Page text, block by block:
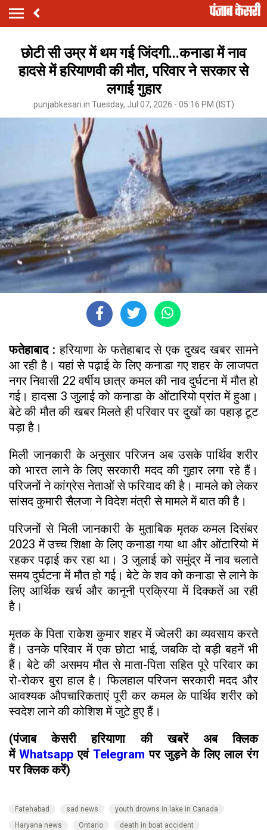
छोटी सी उम्र में थम गई जिंदगी...कनाडा में नाव
हादसे में हरियाणवी की मौत, परिवार ने सरकार से
लगाई गुहार
punjabkesari.in Tuesday, Jul 07, 2026 - 05:16 PM (IST)
फतेहाबाद :हरियाणा के फतेहाबाद से एक दुखद खबर सामने
आ रही है। यहां से पढ़ाई के लिए कनाडा गए शहर के लाजपत
नगर निवासी 22 वर्षीय छात्र कमल की नाव दुर्घटना में मौत हो
गई। हादसा 3 जुलाई को कनाडा के ओंटारियो प्रांत में हुआ।
बेटे की मौत की खबर मिलते ही परिवार पर दुखों का पहाड़ टूट
पड़ा है।
मिली जानकारी के अनुसार परिजन अब उसके पार्थिव शरीर
को भारत लाने के लिए सरकारी मदद की गुहार लगा रहे हैं।
परिजनों ने कांग्रेस नेताओं से फरियाद की है। मामले को लेकर
सांसद कुमारी सैलजा ने विदेश मंत्री से मामले में बात की है।
परिजनों से मिली जानकारी के मुताबिक मृतक कमल दिसंबर
2023 में उच्च शिक्षा के लिए कनाडा गया था और ओंटारियो में
रहकर पढ़ाई कर रहा था। 3 जुलाई को समुंद्र में नाव चलाते
समय दुर्घटना में मौत हो गई। बेटे के शव को कनाडा से लाने के
लिए आर्थिक खर्च और कानूनी प्रक्रिया में दिक्कतें आ रही
है।
मृतक के पिता राकेश कुमार शहर में ज्वेलरी का व्यवसाय करते
हैं। उनके परिवार में एक छोटा भाई, जबकि दो बड़ी बहनें भी
हैं। बेटे की असमय मौत से माता-पिता सहित पूरे परिवार का
रो-रोकर बुरा हाल है। फिलहाल परिजन सरकारी मदद और
आवश्यक औपचारिकताएं पूरी कर कमल के पार्थिव शरीर को
स्वदेश लाने की कोशिश में जुटे हुए हैं।
(पंजाब केसरी हरियाणा की खबरें अब क्लिक
में Whatsappएवं Telegram पर जुड़ने के लिए लाल रंग
पर क्लिक करें)
Fatehabad sad news
youth drowns in lake in Canada
Haryana news
Ontario
death in boat accident